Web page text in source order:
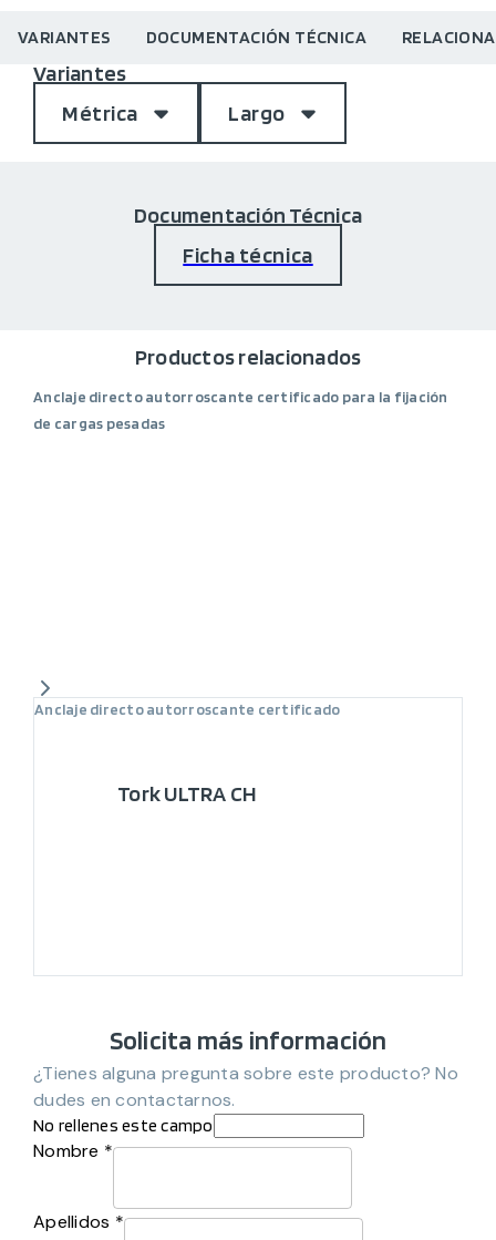
VARIANTES DOCUMENTACIÓN TÉCNICA
Variantes
Métrica
Largo
Documentación Técnica
Ficha técnica
Productos relacionados
Anclaje directo autorroscante certificado para la fijación
de cargas pesadas
Anclaje directo autorroscante certificado
Tork ULTRA CH
Solicita más información
¿Tienes alguna pregunta sobre este producto? No
dudes en contactarnos.
No rellenes este campo
Nombre *
Apellidos *